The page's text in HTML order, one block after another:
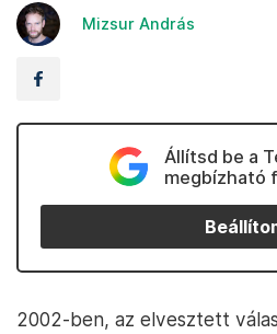
Mizsur András
Állítsd be a
megbízható
2002-ben, az elvesztett